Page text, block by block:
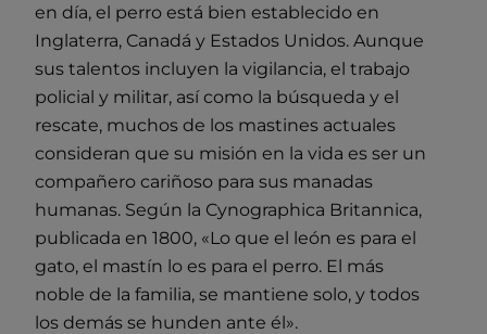
en día, el perro está bien establecido en
Inglaterra, Canadá y Estados Unidos. Aunque
sus talentos incluyen la vigilancia, el trabajo
policial y militar, así como la búsqueda y el
rescate, muchos de los mastines actuales
consideran que su misión en la vida es ser un
compañero cariñoso para sus manadas
humanas. Según la Cynographica Britannica,
publicada en 1800, «Lo que el león es para el
gato, el mastín lo es para el perro. El más
noble de la familia, se mantiene solo, y todos
los demás se hunden ante él».